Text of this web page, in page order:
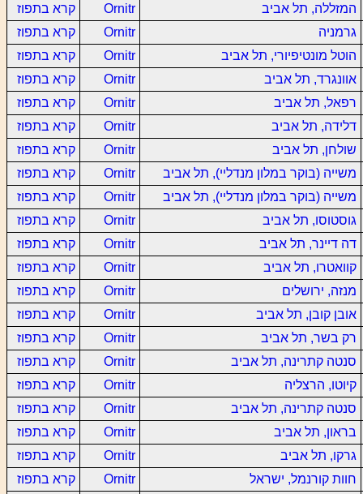
המזללה, תל אביב
Ornitr
קרא בתפוז
גרמניה
Ornitr
קרא בתפוז
הוטל מונטיפיורי, תל אביב
Ornitr
קרא בתפוז
אוונגרד, תל אביב
Ornitr
קרא בתפוז
רפאל, תל אביב
Ornitr
קרא בתפוז
דלידה, תל אביב
Ornitr
קרא בתפוז
שולחן, תל אביב
Ornitr
קרא בתפוז
משייה (בוקר במלון מנדליי), תל אביב
Ornitr
קרא בתפוז
משייה (בוקר במלון מנדליי), תל אביב
Ornitr
קרא בתפוז
גוסטוסו, תל אביב
Ornitr
קרא בתפוז
דה דיינר, תל אביב
Ornitr
קרא בתפוז
קוואטרו, תל אביב
Ornitr
קרא בתפוז
מנזה, ירושלים
Ornitr
קרא בתפוז
אובן קובן, תל אביב
Ornitr
קרא בתפוז
רק בשר, תל אביב
Ornitr
קרא בתפוז
סנטה קתרינה, תל אביב
Ornitr
קרא בתפוז
קיוטו, הרצליה
Ornitr
קרא בתפוז
סנטה קתרינה, תל אביב
Ornitr
קרא בתפוז
בראון, תל אביב
Ornitr
קרא בתפוז
גרקו, תל אביב
Ornitr
קרא בתפוז
חוות קורנמל, ישראל
Ornitr
קרא בתפוז